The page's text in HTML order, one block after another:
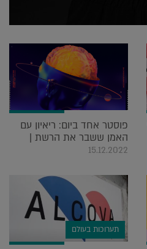
פוסטר אחד ביום: ריאיון עם
האמן ששבר את הרשת |
15.12.2022
תערוכות בעולם